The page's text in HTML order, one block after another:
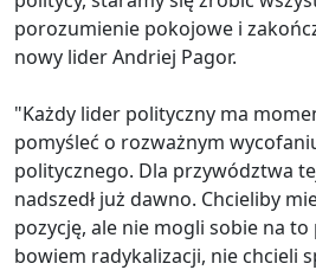
porozumienie pokojowe i
nowy lider Andriej Pagor.
"Każdy lider polityczny ma
pomyśleć o rozważnym
politycznego. Dla przywództwa
nadszedł już dawno. Chcieliby
pozycję, ale nie mogli sobie na
bowiem radykalizacji, nie chcieli